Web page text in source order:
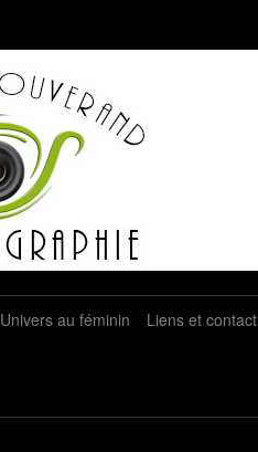
Univers au féminin Liens et contact